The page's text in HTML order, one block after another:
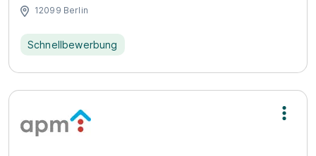
12099 Berlin
Schnellbewerbung